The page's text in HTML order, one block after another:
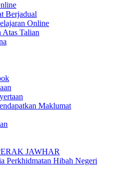
Berjadual
Online
Atas Talian
Maklumat
JAWHAR
Perkhidmatan Hibah Negeri